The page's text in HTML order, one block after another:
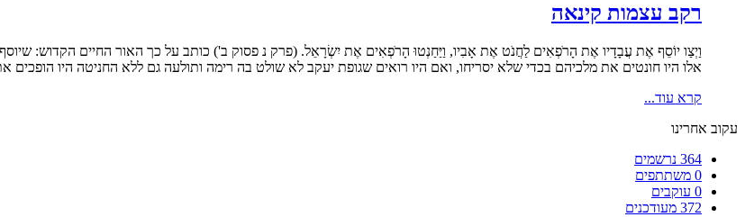
רקב עצמות קינאה
וַיְצַו יוֹסֵף אֶת עֲבָדָיו אֶת הָרֹפְאִים לַחֲנֹט אֶת אָבִיו, וַיַּחַנְטוּ הָרֹפְאִים אֶת יִשְׂרָאֵל. (פרק נ פסוק ב') כותב על כך האור החיים הקדוש:
אלו היו חונטים את מלכיהם בכדי שלא יסריחו, ואם היו רואים שגופת יעקב לא שולט בה רימה ותולעה גם ללא החניטה היו
קרא עוד...
עקוב אחרינו
364 נרשמים
0 משתתפים
0 עוקבים
372 מעודכנים